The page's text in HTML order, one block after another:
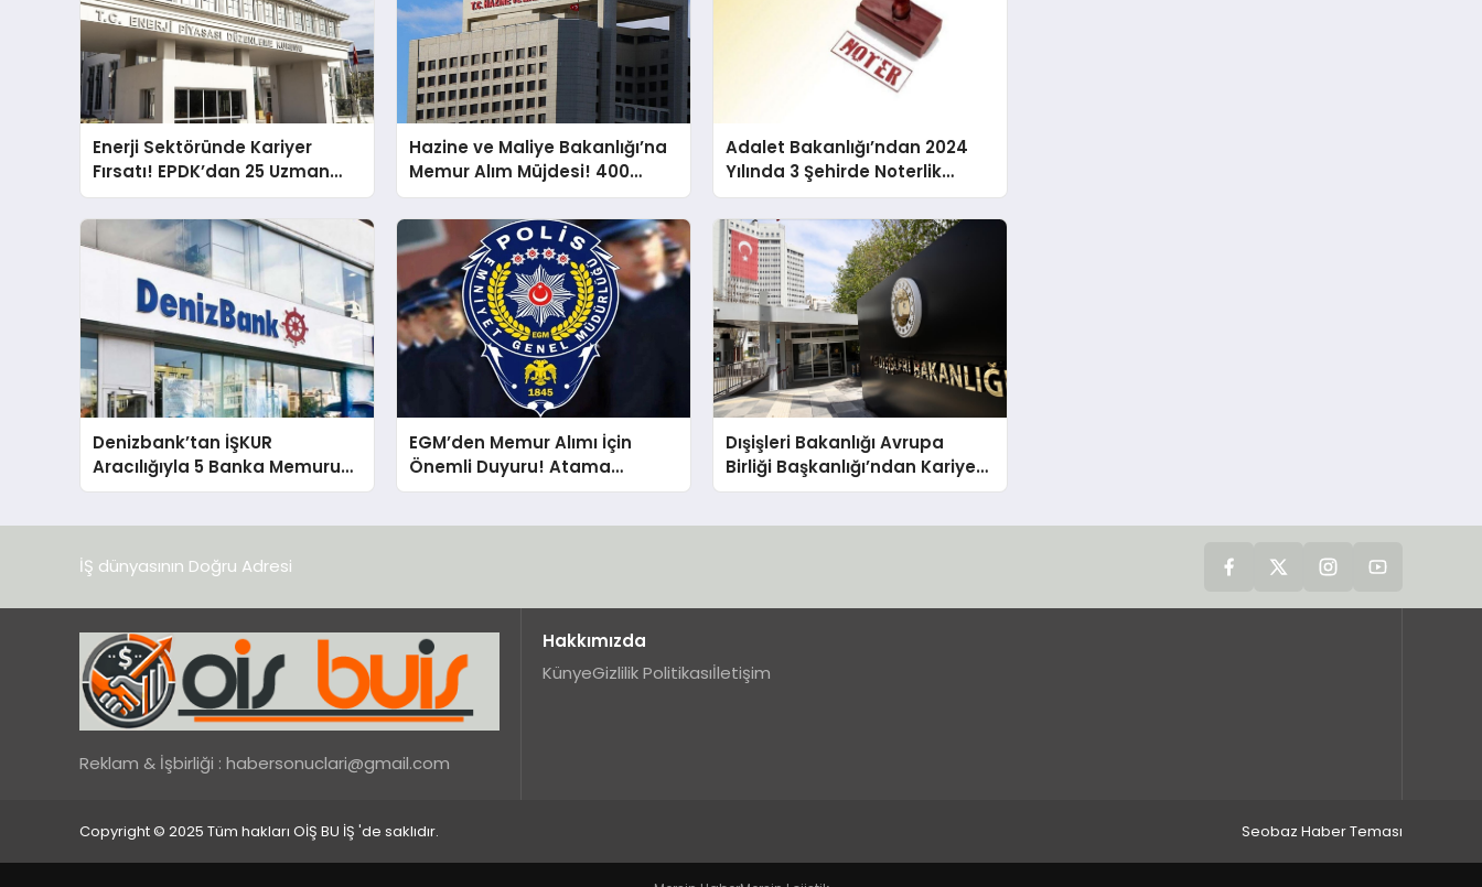
Enerji Sektöründe Kariyer
Fırsatı! EPDK’dan 25 Uzman
Yardımcısı Alımı
Hazine ve Maliye Bakanlığı’na
Memur Alım Müjdesi! 400
Uzman Memur Alınacak
Adalet Bakanlığı’ndan 2024
Yılında 3 Şehirde Noterlik
Fırsatı!
Denizbank’tan İŞKUR
Aracılığıyla 5 Banka Memuru
Alımı Fırsatı!
EGM’den Memur Alımı İçin
Önemli Duyuru! Atama
Belgeleri Teslim Süreci Başladı
Dışişleri Bakanlığı Avrupa
Birliği Başkanlığı’ndan Kariyer
Fırsatı! Uzman Yardımcısı
İŞ dünyasının Doğru Adresi
Reklam & İşbirliği : habersonuclari@gmail.com
Hakkımızda
KünyeGizlilik Politikasıİletişim
Copyright © 2025 Tüm hakları OİŞ BU İŞ 'de saklıdır. Seobaz Haber Teması